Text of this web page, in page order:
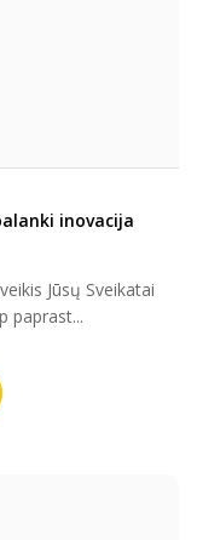
inovacija
Jūsų Sveikatai
paprast...